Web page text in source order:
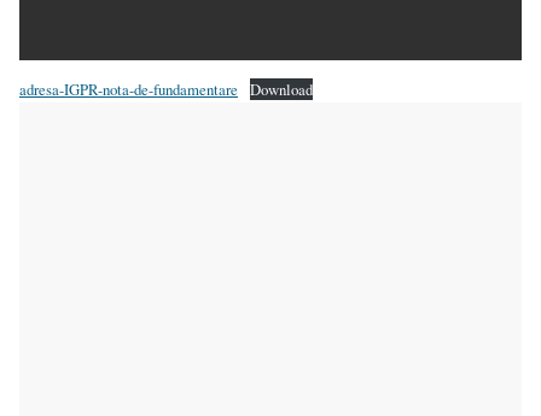
adresa-IGPR-nota-de-fundamentare Download